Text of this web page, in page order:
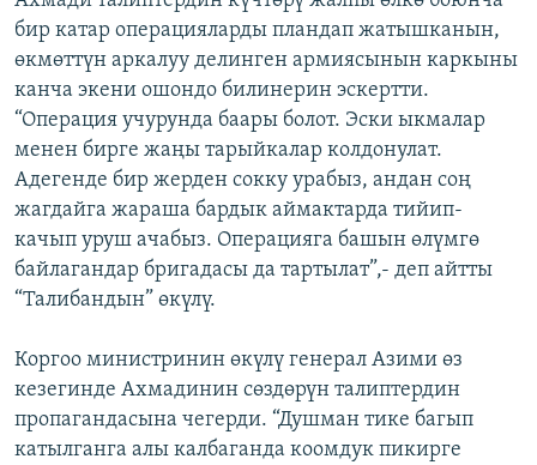
бир катар операцияларды пландап жатышканын,
өкмөттүн аркалуу делинген армиясынын каркыны
канча экени ошондо билинерин эскертти.
“Операция учурунда баары болот. Эски ыкмалар
менен бирге жаңы тарыйкалар колдонулат.
Адегенде бир жерден сокку урабыз, андан соң
жагдайга жараша бардык аймактарда тийип-
качып уруш ачабыз. Операцияга башын өлүмгө
байлагандар бригадасы да тартылат”,- деп айтты
“Талибандын” өкүлү.
Коргоо министринин өкүлү генерал Азими өз
кезегинде Ахмадинин сөздөрүн талиптердин
пропагандасына чегерди. “Душман тике багып
катылганга алы калбаганда коомдук пикирге